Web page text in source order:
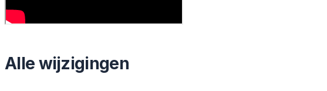
Alle wijzigingen